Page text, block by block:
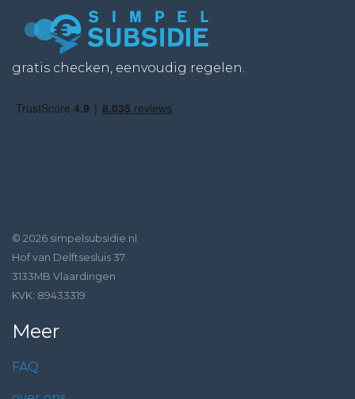
gratis checken, eenvoudig regelen.
© 2026 simpelsubsidie.nl
Hof van Delftsesluis 37
3133MB Vlaardingen
KVK: 89433319
Meer
FAQ